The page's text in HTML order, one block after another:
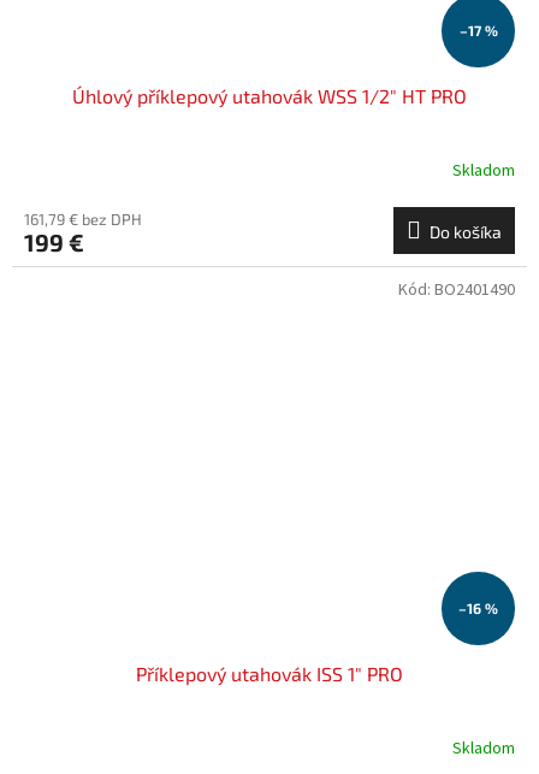
–17 %
Úhlový příklepový utahovák WSS 1/2" HT PRO
Skladom
161,79 € bez DPH
199 € Do košíka
–16 %
Příklepový utahovák ISS 1" PRO
Skladom
Kód: BO2401490